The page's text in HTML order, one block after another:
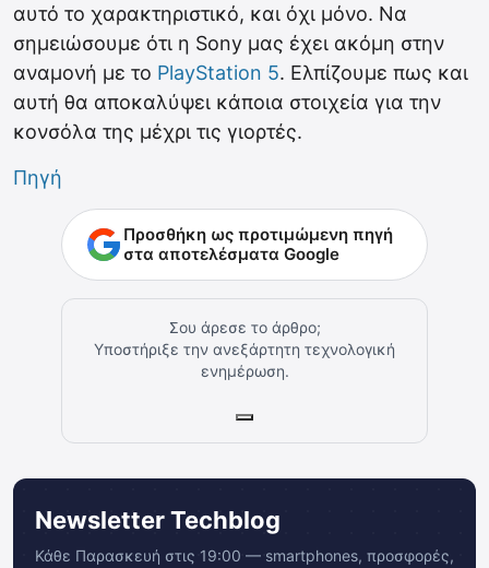
αυτό το χαρακτηριστικό, και όχι μόνο. Να
σημειώσουμε ότι η Sony μας έχει ακόμη στην
αναμονή με το PlayStation 5. Ελπίζουμε πως και
αυτή θα αποκαλύψει κάποια στοιχεία για την
κονσόλα της μέχρι τις γιορτές.
Πηγή
Προσθήκη ως προτιμώμενη πηγή
στα αποτελέσματα Google
Σου άρεσε το άρθρο;
Υποστήριξε την ανεξάρτητη τεχνολογική
ενημέρωση.
Newsletter Techblog
Κάθε Παρασκευή στις 19:00 — smartphones, προσφορές,